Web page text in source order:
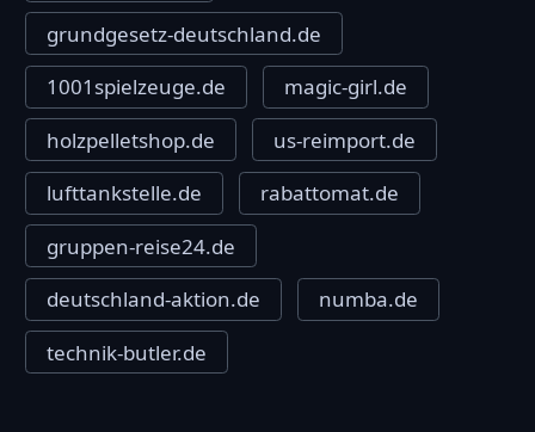
grundgesetz-deutschland.de
1001spielzeuge.de
magic-girl.de
holzpelletshop.de
us-reimport.de
lufttankstelle.de
rabattomat.de
gruppen-reise24.de
deutschland-aktion.de
numba.de
technik-butler.de